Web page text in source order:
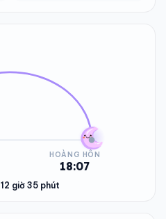
HOÀNG HÔN
18:07
12 giờ 35 phút